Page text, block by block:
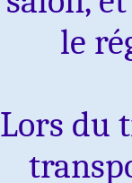
le
Lors du